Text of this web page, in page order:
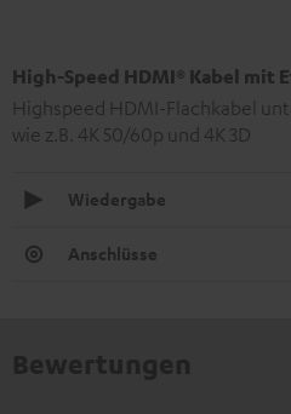
High-Speed HDMI® Kabel mit
Highspeed HDMI-Flachkabel
wie z.B. 4K 50/60p und 4K 3D
Wiedergabe
Anschlüsse